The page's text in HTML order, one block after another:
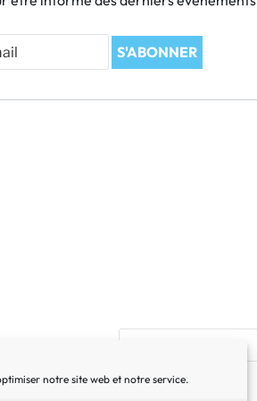
notre site web et notre service.
S'ABONNER